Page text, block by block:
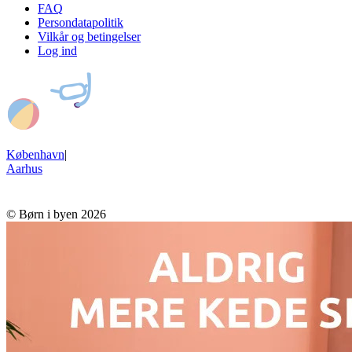
FAQ
Persondatapolitik
Vilkår og betingelser
Log ind
København|
Aarhus
© Børn i byen 2026